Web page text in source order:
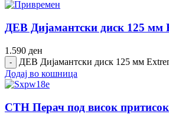
ДЕВ Дијамантски диск 125 мм
1.590 ден
ДЕВ Дијамантски диск 125 мм
Додај во кошница
СТН Перач под висок